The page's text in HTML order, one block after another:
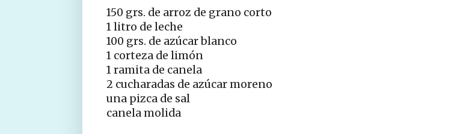
150 grs. de arroz de grano corto
1 litro de leche
100 grs. de azúcar blanco
1 corteza de limón
1 ramita de canela
2 cucharadas de azúcar moreno
una pizca de sal
canela molida